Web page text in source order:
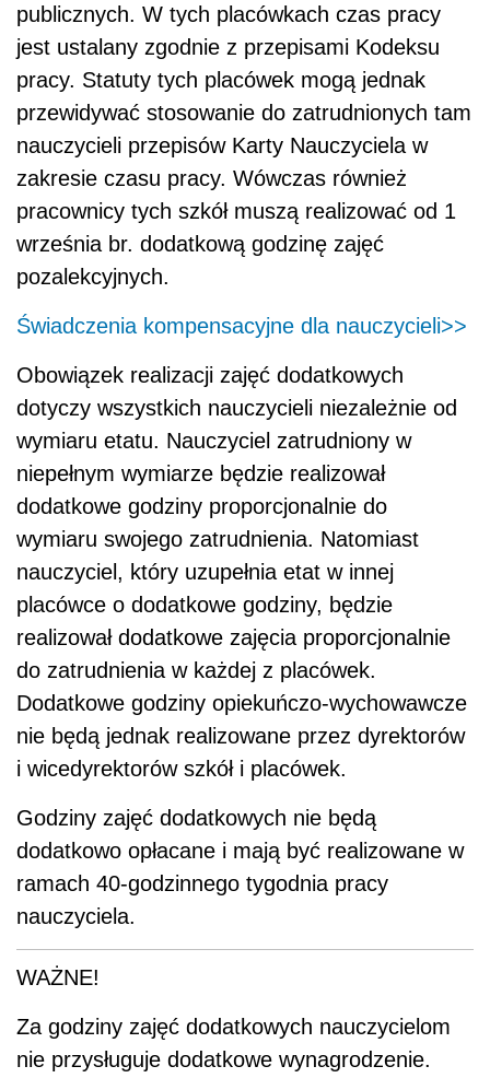
publicznych. W tych placówkach czas pracy
jest ustalany zgodnie z przepisami Kodeksu
pracy. Statuty tych placówek mogą jednak
przewidywać stosowanie do zatrudnionych tam
nauczycieli przepisów Karty Nauczyciela w
zakresie czasu pracy. Wówczas również
pracownicy tych szkół muszą realizować od 1
września br. dodatkową godzinę zajęć
pozalekcyjnych.
Świadczenia kompensacyjne dla nauczycieli>>
Obowiązek realizacji zajęć dodatkowych
dotyczy wszystkich nauczycieli niezależnie od
wymiaru etatu. Nauczyciel zatrudniony w
niepełnym wymiarze będzie realizował
dodatkowe godziny proporcjonalnie do
wymiaru swojego zatrudnienia. Natomiast
nauczyciel, który uzupełnia etat w innej
placówce o dodatkowe godziny, będzie
realizował dodatkowe zajęcia proporcjonalnie
do zatrudnienia w każdej z placówek.
Dodatkowe godziny opiekuńczo-wychowawcze
nie będą jednak realizowane przez dyrektorów
i wicedyrektorów szkół i placówek.
Godziny zajęć dodatkowych nie będą
dodatkowo opłacane i mają być realizowane w
ramach 40-godzinnego tygodnia pracy
nauczyciela.
WAŻNE!
Za godziny zajęć dodatkowych nauczycielom
nie przysługuje dodatkowe wynagrodzenie.